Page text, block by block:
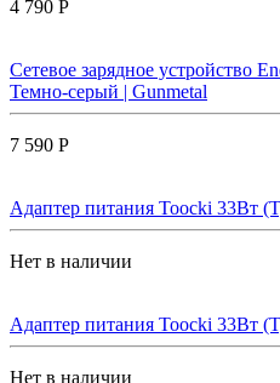
4 790 Р
Сетевое зарядное устройство
Темно-серый | Gunmetal
7 590 Р
Адаптер питания Toocki 33Вт
Нет в наличии
Адаптер питания Toocki 33Вт
Нет в наличии